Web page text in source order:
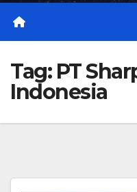
Tag: PT
Indonesia